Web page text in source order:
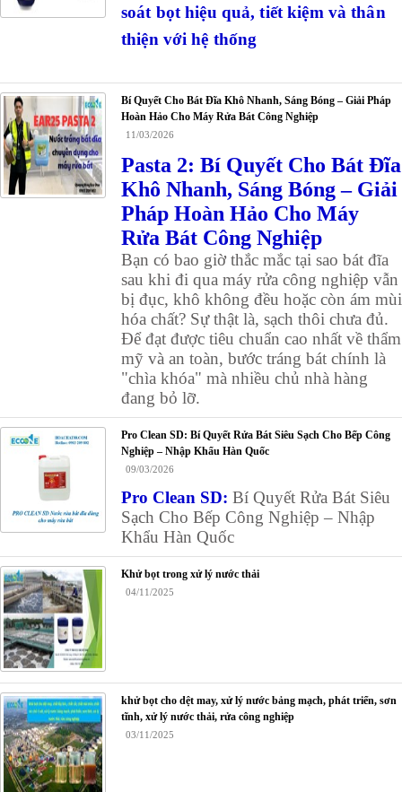
soát bọt hiệu quả, tiết kiệm và thân
thiện với hệ thống
Bí Quyết Cho Bát Đĩa Khô Nhanh, Sáng Bóng – Giải Pháp
Hoàn Hảo Cho Máy Rửa Bát Công Nghiệp
11/03/2026
Pasta 2: Bí Quyết Cho Bát Đĩa
Khô Nhanh, Sáng Bóng – Giải
Pháp Hoàn Hảo Cho Máy
Rửa Bát Công Nghiệp
Bạn có bao giờ thắc mắc tại sao bát đĩa
sau khi đi qua máy rửa công nghiệp vẫn
bị đục, khô không đều hoặc còn ám mùi
hóa chất? Sự thật là, sạch thôi chưa đủ.
Để đạt được tiêu chuẩn cao nhất về thẩm
mỹ và an toàn, bước tráng bát chính là
"chìa khóa" mà nhiều chủ nhà hàng
đang bỏ lỡ.
Pro Clean SD: Bí Quyết Rửa Bát Siêu Sạch Cho Bếp Công
Nghiệp – Nhập Khẩu Hàn Quốc
09/03/2026
Pro Clean SD: Bí Quyết Rửa Bát Siêu
Sạch Cho Bếp Công Nghiệp – Nhập
Khẩu Hàn Quốc
Khử bọt trong xử lý nước thải
04/11/2025
khử bọt cho dệt may, xử lý nước bảng mạch, phát triển, sơn
tĩnh, xử lý nước thải, rửa công nghiệp
03/11/2025